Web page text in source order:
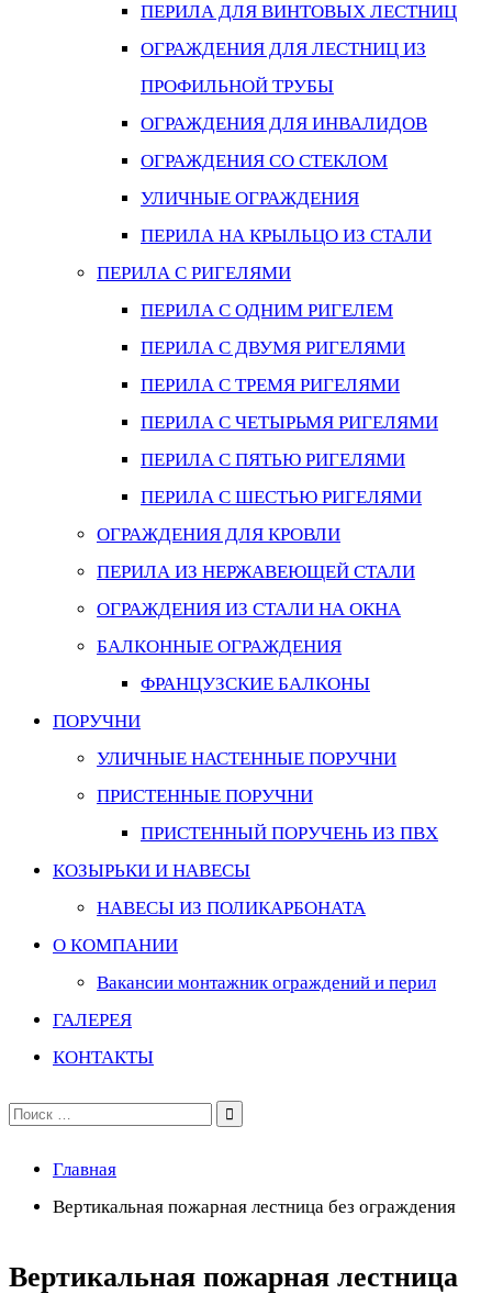
ПЕРИЛА ДЛЯ ВИНТОВЫХ ЛЕСТНИЦ
ОГРАЖДЕНИЯ ДЛЯ ЛЕСТНИЦ ИЗ
ПРОФИЛЬНОЙ ТРУБЫ
ОГРАЖДЕНИЯ ДЛЯ ИНВАЛИДОВ
ОГРАЖДЕНИЯ СО СТЕКЛОМ
УЛИЧНЫЕ ОГРАЖДЕНИЯ
ПЕРИЛА НА КРЫЛЬЦО ИЗ СТАЛИ
ПЕРИЛА С РИГЕЛЯМИ
ПЕРИЛА С ОДНИМ РИГЕЛЕМ
ПЕРИЛА С ДВУМЯ РИГЕЛЯМИ
ПЕРИЛА С ТРЕМЯ РИГЕЛЯМИ
ПЕРИЛА С ЧЕТЫРЬМЯ РИГЕЛЯМИ
ПЕРИЛА С ПЯТЬЮ РИГЕЛЯМИ
ПЕРИЛА С ШЕСТЬЮ РИГЕЛЯМИ
ОГРАЖДЕНИЯ ДЛЯ КРОВЛИ
ПЕРИЛА ИЗ НЕРЖАВЕЮЩЕЙ СТАЛИ
ОГРАЖДЕНИЯ ИЗ СТАЛИ НА ОКНА
БАЛКОННЫЕ ОГРАЖДЕНИЯ
ФРАНЦУЗСКИЕ БАЛКОНЫ
ПОРУЧНИ
УЛИЧНЫЕ НАСТЕННЫЕ ПОРУЧНИ
ПРИСТЕННЫЕ ПОРУЧНИ
ПРИСТЕННЫЙ ПОРУЧЕНЬ ИЗ ПВХ
КОЗЫРЬКИ И НАВЕСЫ
НАВЕСЫ ИЗ ПОЛИКАРБОНАТА
О КОМПАНИИ
Вакансии монтажник ограждений и перил
ГАЛЕРЕЯ
КОНТАКТЫ
Поиск
Главная
Вертикальная пожарная лестница без ограждения
Вертикальная пожарная лестница